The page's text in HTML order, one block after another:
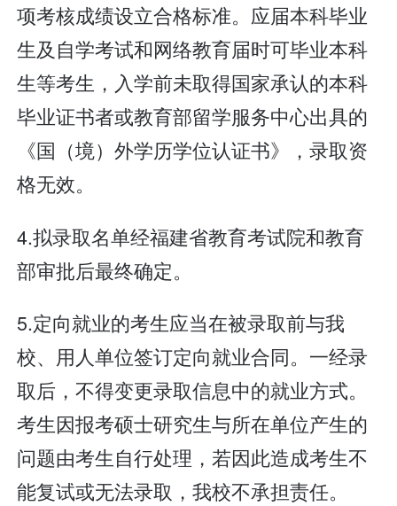
项考核成绩设立合格标准。应届本科毕业
生及自学考试和网络教育届时可毕业本科
生等考生，入学前未取得国家承认的本科
毕业证书者或教育部留学服务中心出具的
《国（境）外学历学位认证书》，录取资
格无效。
4.拟录取名单经福建省教育考试院和教育
部审批后最终确定。
5.定向就业的考生应当在被录取前与我
校、用人单位签订定向就业合同。一经录
取后，不得变更录取信息中的就业方式。
考生因报考硕士研究生与所在单位产生的
问题由考生自行处理，若因此造成考生不
能复试或无法录取，我校不承担责任。